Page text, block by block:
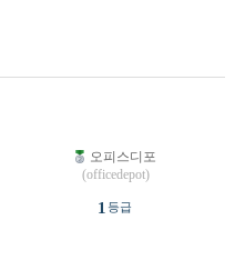
오피스디포
(officedepot)
1 등급